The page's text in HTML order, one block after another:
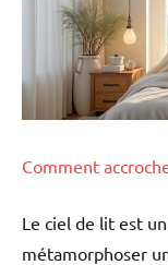
Comment
Le ciel de lit est
métamorphoser